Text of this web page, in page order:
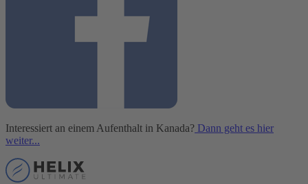
Interessiert an einem Aufenthalt in Kanada? Dann geht es hier
weiter...